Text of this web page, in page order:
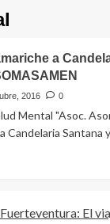
a
2016 0
Mental "Asoc.
Candelaria Santana
El